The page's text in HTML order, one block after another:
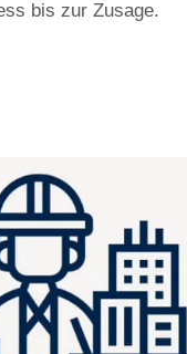
bis zur Zusage.